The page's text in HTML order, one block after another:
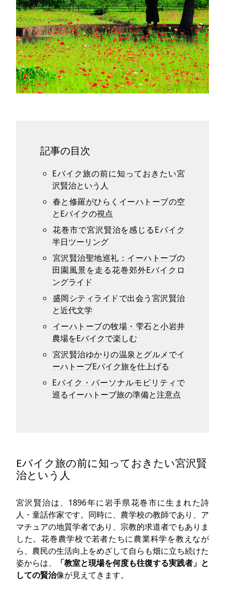
記事の目次
Eバイク旅の前に知っておきたい宮
沢賢治という人
春と修羅がひらくイーハトーブの空
とEバイクの視点
花巻市で宮沢賢治を感じるEバイク
半日ツーリング
宮沢賢治聖地巡礼：イーハトーブの
田園風景を走る花巻郊外Eバイクロ
ングライド
盛岡シティライドで出会う宮沢賢治
と近代文学
イーハトーブの牧場・雫石と小岩井
農場をEバイクで楽しむ
宮沢賢治ゆかりの温泉とグルメでイ
ーハトーブEバイク旅を仕上げる
Eバイク・パーソナルモビリティで
巡るイーハトーブ旅の準備と注意点
Eバイク旅の前に知っておきたい宮沢賢
治という人
宮沢賢治は、1896年に岩手県花巻市に生まれた詩
人・童話作家です。同時に、農学校の教師であり、ア
マチュアの地質学者であり、宗教的求道者でもありま
した。花巻農学校で若者たちに農業科学を教えなが
ら、農民の生活向上をめざして自らも畑に立ち続けた
姿からは、
「教室と現場を何度も往復する実践者」と
しての賢治像が見えてきます。